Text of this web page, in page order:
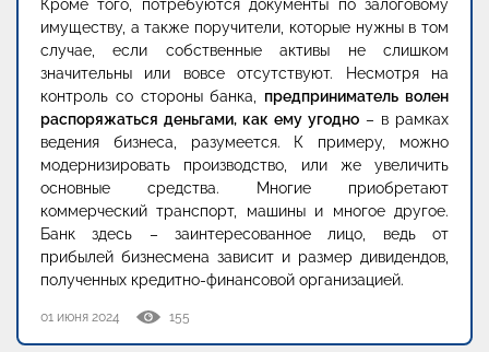
Кроме того, потребуются документы по залоговому
имуществу, а также поручители, которые нужны в том
случае, если собственные активы не слишком
значительны или вовсе отсутствуют. Несмотря на
контроль со стороны банка, предприниматель волен
распоряжаться деньгами, как ему угодно – в рамках
ведения бизнеса, разумеется. К примеру, можно
модернизировать производство, или же увеличить
основные средства. Многие приобретают
коммерческий транспорт, машины и многое другое.
Банк здесь – заинтересованное лицо, ведь от
прибылей бизнесмена зависит и размер дивидендов,
полученных кредитно-финансовой организацией.
01 июня 2024 155